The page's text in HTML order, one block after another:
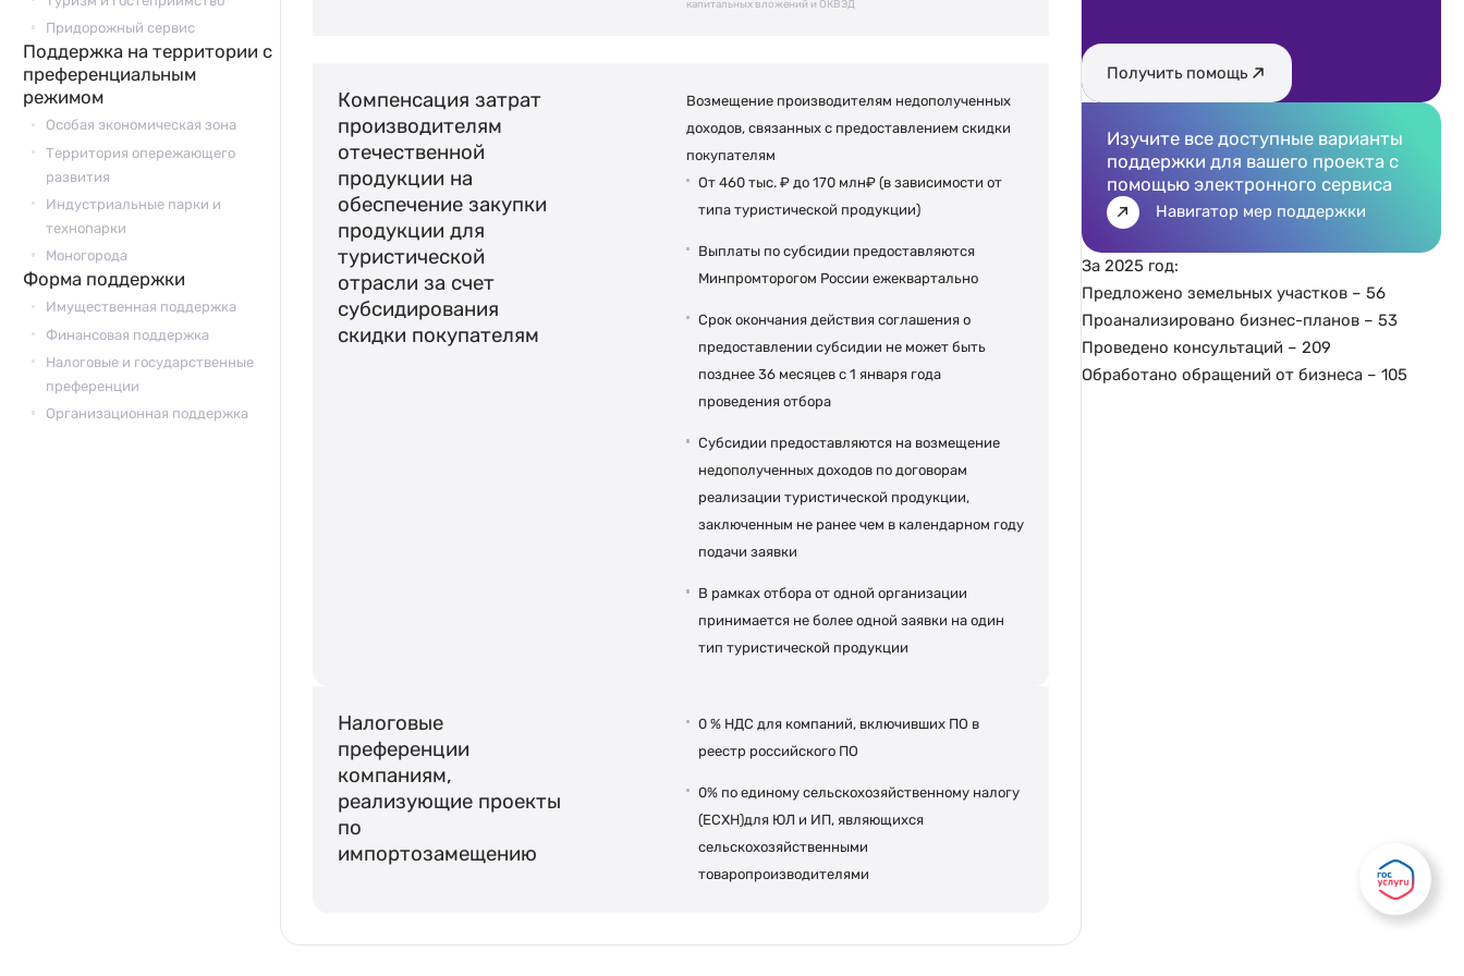
Придорожный сервис
Поддержка на территории с
преференциальным
режимом
Особая экономическая зона
Территория опережающего
развития
Индустриальные парки и
технопарки
Моногорода
Форма поддержки
Имущественная поддержка
Финансовая поддержка
Налоговые и государственные
преференции
Организационная поддержка
капитальных вложений и ОКВЭД
Компенсация затрат
производителям
отечественной
продукции на
обеспечение закупки
продукции для
туристической
отрасли за счет
субсидирования
скидки покупателям
Возмещение производителям недополученных
доходов, связанных с предоставлением скидки
покупателям
От 460 тыс. ₽ до 170 млн₽ (в зависимости от
типа туристической продукции)
Выплаты по субсидии предоставляются
Минпромторогом России ежеквартально
Срок окончания действия соглашения о
предоставлении субсидии не может быть
позднее 36 месяцев с 1 января года
проведения отбора
Субсидии предоставляются на возмещение
недополученных доходов по договорам
реализации туристической продукции,
заключенным не ранее чем в календарном году
подачи заявки
В рамках отбора от одной организации
принимается не более одной заявки на один
тип туристической продукции
Налоговые
преференции
компаниям,
реализующие проекты
по
импортозамещению
0 % НДС для компаний, включивших ПО в
реестр российского ПО
0% по единому сельскохозяйственному налогу
(ЕСХН)для ЮЛ и ИП, являющихся
сельскохозяйственными
товаропроизводителями
Получить помощь
Изучите все доступные варианты
поддержки для вашего проекта с
помощью электронного сервиса
Навигатор мер поддержки
За 2025 год:
Предложено земельных участков – 56
Проанализировано бизнес-планов – 53
Проведено консультаций – 209
Обработано обращений от бизнеса – 105